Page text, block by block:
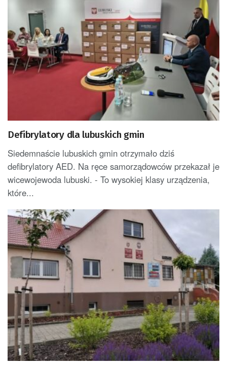
Defibrylatory dla lubuskich gmin
Siedemnaście lubuskich gmin otrzymało dziś
defibrylatory AED. Na ręce samorządowców przekazał je
wicewojewoda lubuski. - To wysokiej klasy urządzenia,
które...